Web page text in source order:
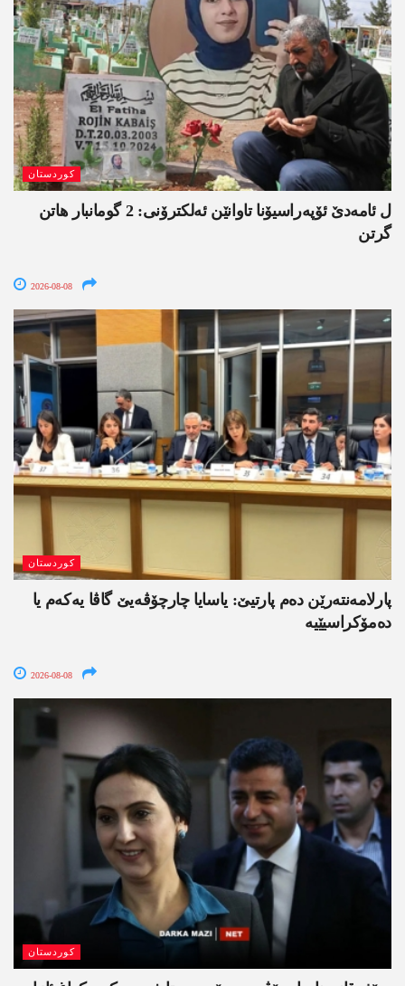
کوردستان
ل ئامەدێ ئۆپەراسیۆنا تاوانێن ئەلکترۆنی: 2 گومانبار ھاتن
گرتن
2026-08-08
کوردستان
پارلامەنتەرێن دەم پارتیێ: یاسایا چارچۆڤەیێ گاڤا یەکەم یا
دەمۆکراسیێیە
2026-08-08
کوردستان